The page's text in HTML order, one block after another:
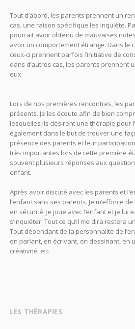
Tout d’abord, les parents prennent un
cas, une raison spécifique les inquiète.
pourrait avoir obtenu de mauvaises
avoir un comportement étrange. Dans le
ceux-ci prennent parfois l’initiative de
dans d’autres cas, les parents prennent
eux.
Lors de nos premières rencontres, les
présents. Je les écoute afin de bien
lesquelles ils désirent une thérapie pour
également dans le but de trouver une
présence des parents et leur
très importantes lors de cette première
souvent plusieurs réponses aux
enfant.
Après avoir discuté avec les parents et
l’enfant sans ses parents. Je m’efforce
en sécurité. Je joue avec l’enfant et je lui
s’inquiéter. Tout ce qu’il me dira restera
Tout dépendant de la personnalité de
en parlant, en écrivant, en dessinant, en
créativité, etc.
LES THÉRAPIES